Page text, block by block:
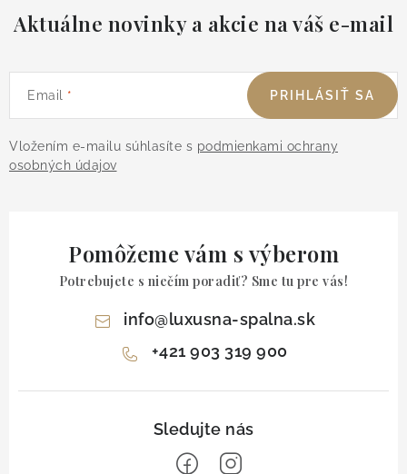
Aktuálne novinky a akcie na váš e-mail
Email
Vložením e-mailu súhlasíte s podmienkami ochrany
osobných údajov
PRIHLÁSIŤ SA
Pomôžeme vám s výberom
Potrebujete s niečím poradiť? Sme tu pre vás!
info@luxusna-spalna.sk
+421 903 319 900